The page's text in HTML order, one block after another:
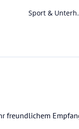
Sport & Unterh.
freundlichem